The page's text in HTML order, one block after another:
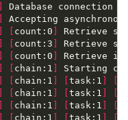
]
]
] [ count:0 ]
] [ count:3 ]
] [ count:0 ]
] [ chain:1 ]
] [ chain:1 ] [task:1 ] [
] [ chain:1 ] [task:1 ] [
] [ chain:1 ] [task:1 ] [
] [ chain:1 ] [task:1 ] [